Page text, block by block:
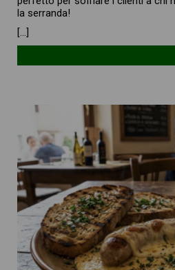
la serranda!
[…]